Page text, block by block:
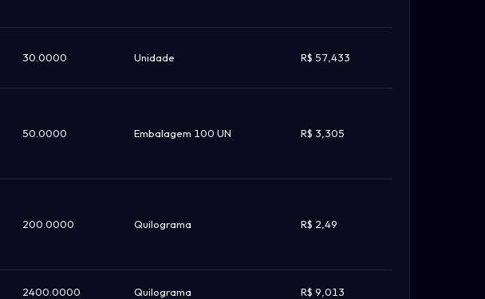
30.0000 Unidade R$ 57,433
50.0000 Embalagem 100 UN R$ 3,305
200.0000 Quilograma R$ 2,49
2400.0000 Quilograma R$ 9,013